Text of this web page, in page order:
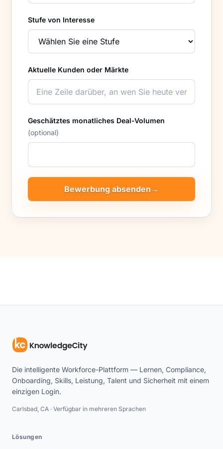
Stufe von Interesse
Aktuelle Kunden oder Märkte
Geschätztes monatliches Deal-Volumen
(optional)
Bewerbung absenden →
Die intelligente Workforce-Plattform — Lernen, Compliance,
Onboarding, Skills, Leistung, Talent und Sicherheit mit einem
einzigen Login.
Carlsbad, CA · Verfügbar in mehreren Sprachen
Lösungen